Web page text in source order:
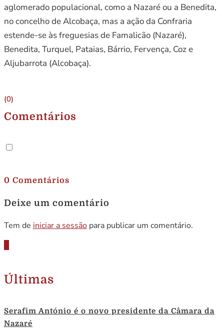
aglomerado populacional, como a Nazaré ou a Benedita,
no concelho de Alcobaça, mas a ação da Confraria
estende-se às freguesias de Famalicão (Nazaré),
Benedita, Turquel, Pataias, Bárrio, Fervença, Coz e
Aljubarrota (Alcobaça).
(0)
Comentários
0 Comentários
Deixe um comentário
Tem de iniciar a sessão para publicar um comentário.
Últimas
Serafim António é o novo presidente da Câmara da
Nazaré